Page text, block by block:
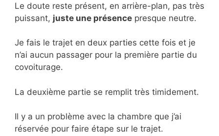
Le doute reste présent, en arrière-plan, pas très
puissant, juste une présence presque neutre.
Je fais le trajet en deux parties cette fois et je
n’ai aucun passager pour la première partie du
covoiturage.
La deuxième partie se remplit très timidement.
Il y a un problème avec la chambre que j’ai
réservée pour faire étape sur le trajet.